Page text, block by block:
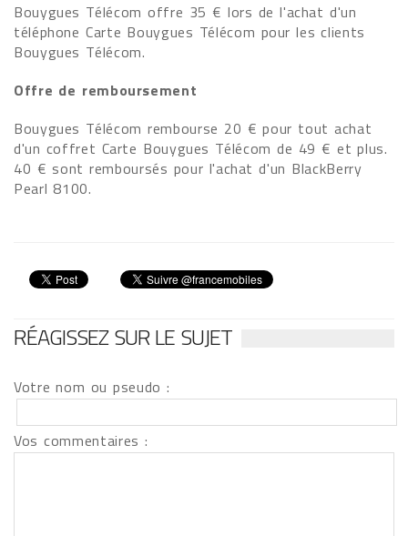
Bouygues Télécom offre 35 € lors de l'achat d'un
téléphone Carte Bouygues Télécom pour les clients
Bouygues Télécom.
Offre de remboursement
Bouygues Télécom rembourse 20 € pour tout achat
d'un coffret Carte Bouygues Télécom de 49 € et plus.
40 € sont remboursés pour l'achat d'un BlackBerry
Pearl 8100.
RÉAGISSEZ SUR LE SUJET
Votre nom ou pseudo :
Vos commentaires :